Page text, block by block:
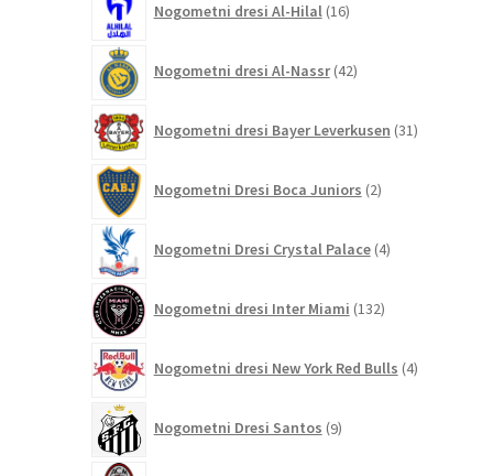
Nogometni dresi Al-Hilal 16izdelkov
Nogometni dresi Al-Nassr 42izdelkov
Nogometni dresi Bayer Leverkusen 31izdelkov
Nogometni Dresi Boca Juniors 2izdelka
Nogometni Dresi Crystal Palace 4izdelki
Nogometni dresi Inter Miami 132izdelkov
Nogometni dresi New York Red Bulls 4izdelki
Nogometni Dresi Santos 9izdelkov